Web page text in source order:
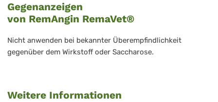
Gegenanzeigen
von RemAngin RemaVet®
Nicht anwenden bei bekannter Überempfindlichkeit
gegenüber dem Wirkstoff oder Saccharose.
Weitere Informationen